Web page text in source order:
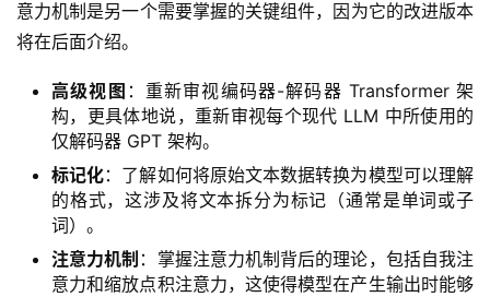
意力机制是另一个需要掌握的关键组件，因为它的改进版本
将在后面介绍。
高级视图 ：重新审视编码器-解码器 Transformer 架
构，更具体地说，重新审视每个现代 LLM 中所使用的
仅解码器 GPT 架构。
标记化：了解如何将原始文本数据转换为模型可以理解
的格式，这涉及将文本拆分为标记（通常是单词或子
词）。
注意力机制 ：掌握注意力机制背后的理论，包括自我注
意力和缩放点积注意力，这使得模型在产生输出时能够